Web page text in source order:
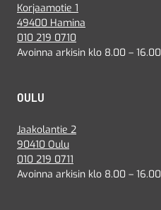
Korjaamotie 1
49400 Hamina
010 219 0710
Avoinna arkisin klo 8.00 – 16.00
OULU
Jaakolantie 2
90410 Oulu
010 219 0711
Avoinna arkisin klo 8.00 – 16.00